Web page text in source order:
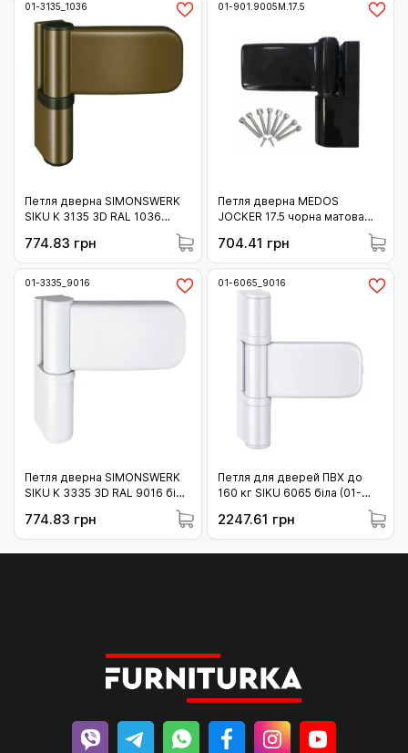
01-3135_1036
Петля дверна SIMONSWERK
SIKU K 3135 3D RAL 1036
бронза 120 кг (01-3135_1036)
774.83 грн
01-901.9005М.17.5
Петля дверна MEDOS
JOCKER 17.5 чорна матова
901.9005M.17.5)
704.41 грн
01-3335_9016
Петля дверна SIMONSWERK
SIKU K 3335 3D RAL 9016 біла
774.83 грн
01-6065_9016
Петля для дверей ПВХ до
160 кг SIKU 6065 біла (01-
2247.61 грн